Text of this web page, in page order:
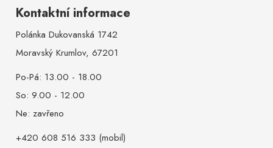
Kontaktní informace
Polánka Dukovanská 1742
Moravský Krumlov, 67201
Po-Pá: 13.00 - 18.00
So: 9.00 - 12.00
Ne: zavřeno
+420 608 516 333 (mobil)